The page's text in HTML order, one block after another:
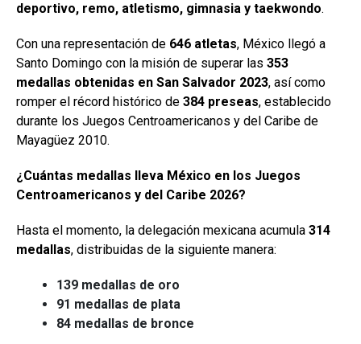
deportivo, remo, atletismo, gimnasia y taekwondo.
Con una representación de 646 atletas, México llegó a
Santo Domingo con la misión de superar las 353
medallas obtenidas en San Salvador 2023, así como
romper el récord histórico de 384 preseas, establecido
durante los Juegos Centroamericanos y del Caribe de
Mayagüez 2010.
¿Cuántas medallas lleva México en los Juegos
Centroamericanos y del Caribe 2026?
Hasta el momento, la delegación mexicana acumula 314
medallas, distribuidas de la siguiente manera:
139 medallas de oro
91 medallas de plata
84 medallas de bronce